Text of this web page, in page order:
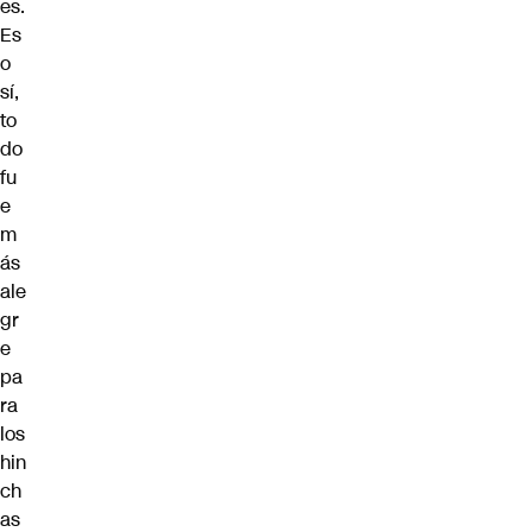
es.
Es
o
sí,
to
do
fu
e
m
ás
ale
gr
e
pa
ra
los
hin
ch
as